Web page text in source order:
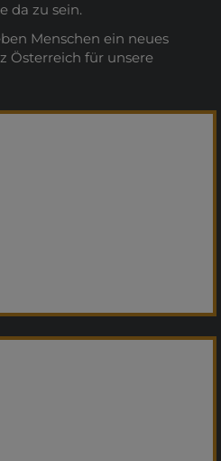
da zu sein.
Menschen ein neues
Österreich für unsere